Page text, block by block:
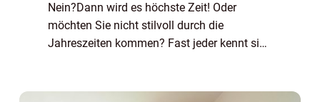
Nein?Dann wird es höchste Zeit! Oder
möchten Sie nicht stilvoll durch die
Jahreszeiten kommen? Fast jeder kennt sie